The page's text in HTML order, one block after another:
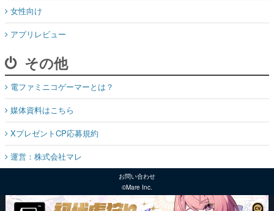
女性向け
アプリレビュー
その他
電ファミニコゲーマーとは？
媒体資料はこちら
XプレゼントCP応募規約
運営：株式会社マレ
お問い合わせ
©Mare Inc.